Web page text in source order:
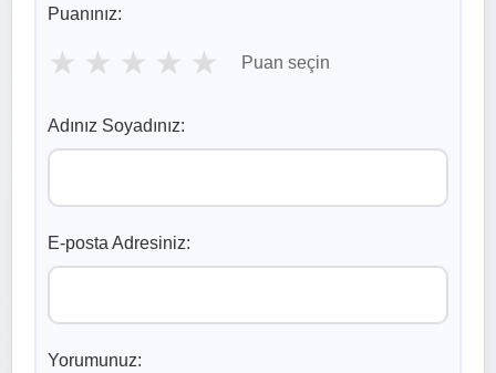
Puanınız:
★ ★ ★ ★ ★ Puan seçin
Adınız Soyadınız:
E-posta Adresiniz:
Yorumunuz: